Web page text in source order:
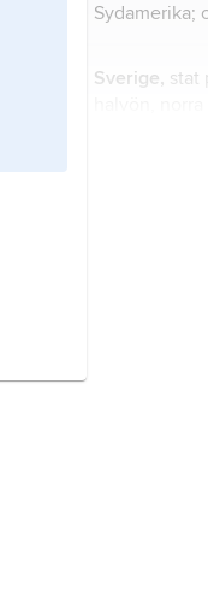
Sydamerika;
Sverige, stat